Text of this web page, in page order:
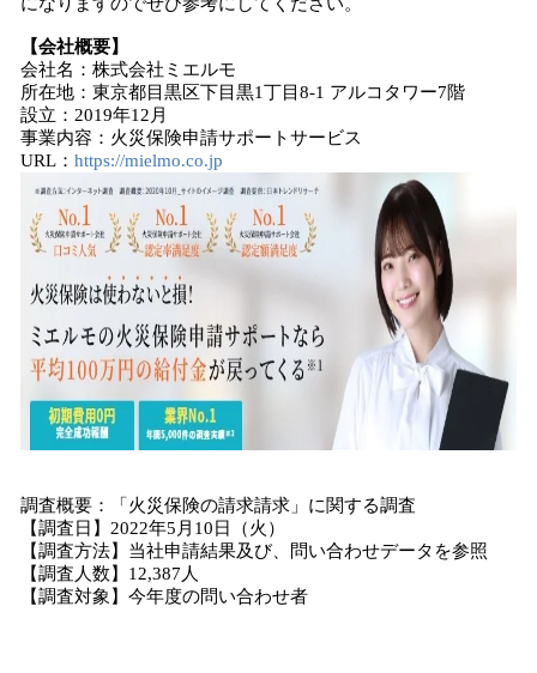
【会社概要】
会社名：株式会社ミエルモ
所在地：東京都目黒区下目黒1丁目8-1 アルコタワー7階
設立：2019年12月
事業内容：火災保険申請サポートサービス
URL： https://mielmo.co.jp
調査概要：「火災保険の請求請求」に関する調査
【調査日】2022年5月10日（火）
【調査方法】当社申請結果及び、問い合わせデータを参照
【調査人数】12,387人
【調査対象】今年度の問い合わせ者